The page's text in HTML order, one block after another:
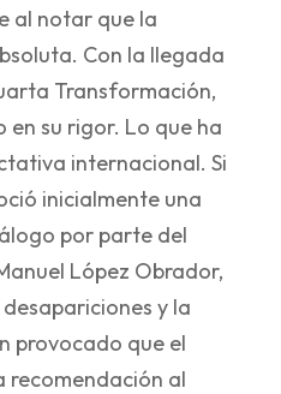
al notar que la
Con la llegada
Transformación,
su rigor. Lo que ha
internacional. Si
inicialmente una
por parte del
López Obrador,
y la
provocado que el
recomendación al